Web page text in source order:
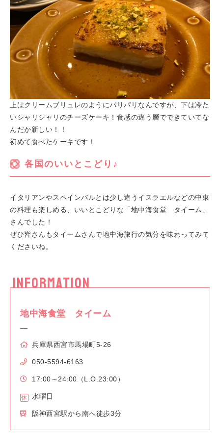
上はクリームブリュレのようにパリパリなんですが、下は冷た
いシャリシャリのチーズケーキ！食感の違う層でできていてな
んだか新しい！！
初めて食べたケーキです！
各国のいいとこどり♪
イタリアンやスペインバルとは少し違うイスラエルなどの中東
の料理も楽しめる、いいとこどりな「地中海食堂 タイーム」
さんでした！
ぜひ皆さんもタイームさんで地中海旅行の気分を味わってみて
くださいね。
INFORMATION
地中海食堂 タイーム
兵庫県西宮市馬場町5-26
050-5594-6163
17:00～24:00（L.O.23:00）
水曜日
阪神西宮駅から南へ徒歩3分